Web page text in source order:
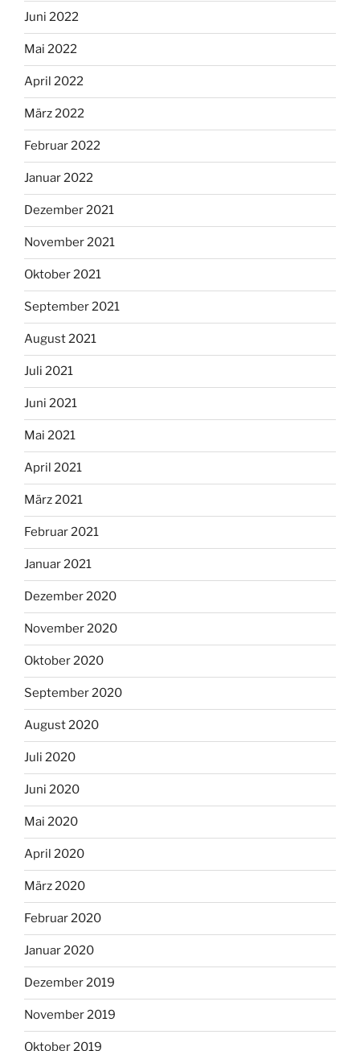
Juni 2022
Mai 2022
April 2022
März 2022
Februar 2022
Januar 2022
Dezember 2021
November 2021
Oktober 2021
September 2021
August 2021
Juli 2021
Juni 2021
Mai 2021
April 2021
März 2021
Februar 2021
Januar 2021
Dezember 2020
November 2020
Oktober 2020
September 2020
August 2020
Juli 2020
Juni 2020
Mai 2020
April 2020
März 2020
Februar 2020
Januar 2020
Dezember 2019
November 2019
Oktober 2019